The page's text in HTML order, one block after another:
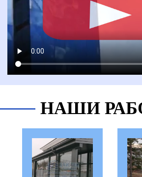
НАШИ